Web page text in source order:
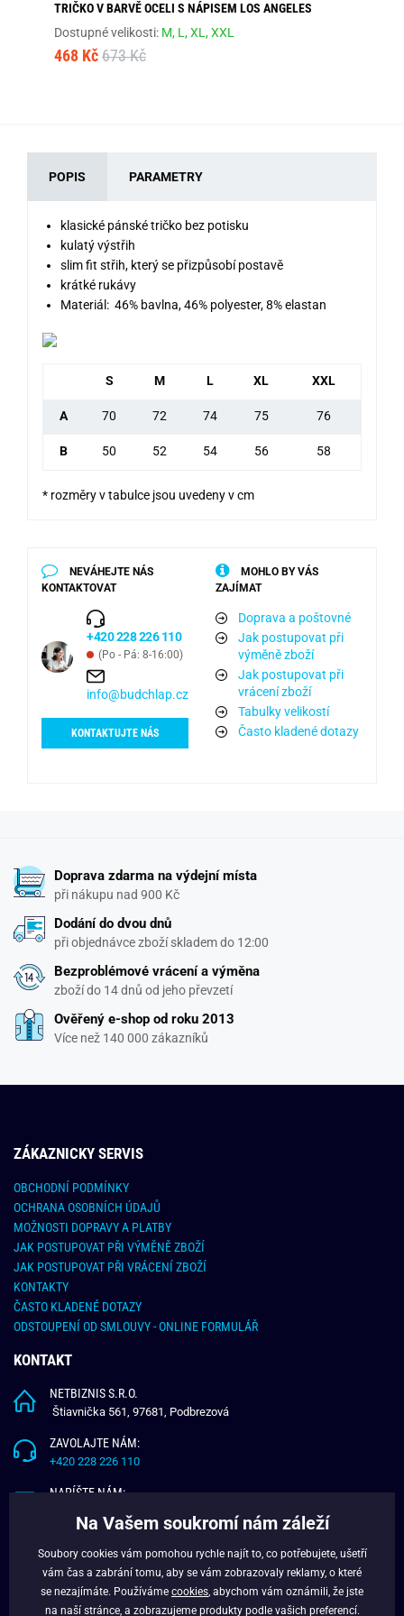
TRIČKO V BARVĚ OCELI S NÁPISEM LOS ANGELES
Dostupné velikosti: M, L,XL,XXL
468 Kč 673 Kč
POPIS PARAMETRY
klasické pánské tričko bez potisku
kulatý výstřih
slim fit střih, který se přizpůsobí postavě
krátké rukávy
Materiál: 46% bavlna, 46% polyester, 8% elastan
S M L XL XXL
A 70 72 74 75 76
B 50 52 54 56 58
* rozměry v tabulce jsou uvedeny v cm
NEVÁHEJTE NÁS
KONTAKTOVAT
+420 228 226 110
(Po - Pá: 8-16:00)
info@budchlap.cz
KONTAKTUJTE NÁS
MOHLO BY VÁS
ZAJÍMAT
Doprava a poštovné
Jak postupovat při
výměně zboží
Jak postupovat při
vrácení zboží
Tabulky velikostí
Často kladené dotazy
Doprava zdarma na výdejní místa
při nákupu nad 900 Kč
Dodání do dvou dnů
při objednávce zboží skladem do 12:00
Bezproblémové vrácení a výměna
zboží do 14 dnů od jeho převzetí
Ověřený e-shop od roku 2013
Více než 140 000 zákazníků
ZÁKAZNICKY SERVIS
OBCHODNÍ PODMÍNKY
OCHRANA OSOBNÍCH ÚDAJŮ
MOŽNOSTI DOPRAVY A PLATBY
JAK POSTUPOVAT PŘI VÝMĚNĚ ZBOŽÍ
JAK POSTUPOVAT PŘI VRÁCENÍ ZBOŽÍ
KONTAKTY
ČASTO KLADENÉ DOTAZY
ODSTOUPENÍ OD SMLOUVY - ONLINE FORMULÁŘ
KONTAKT
NETBIZNIS S.R.O.
Štiavnička 561, 97681, Podbrezová
ZAVOLAJTE NÁM:
+420 228 226 110
NAPÍŠTE NÁM:
O NÁS
VĚRNOSTNÍ PROGRAM
Na Vašem soukromí nám záleží
Soubory cookies vám pomohou rychle najít to, co potřebujete, ušetří
vám čas a zabrání tomu, aby se vám zobrazovaly reklamy, o které
se nezajímáte. Používáme cookies , abychom vám oznámili, že jste
na naší stránce, a zobrazujeme produkty podle vašich preferencí.